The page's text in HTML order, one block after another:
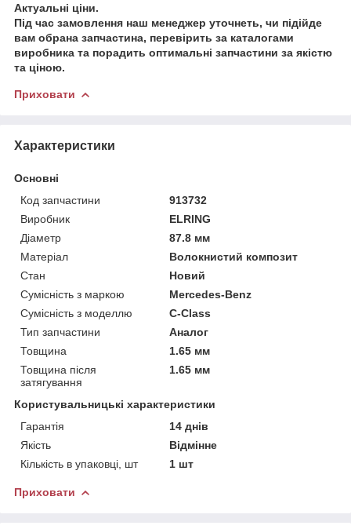
Актуальні ціни.
Під час замовлення наш менеджер уточнеть, чи підійде
вам обрана запчастина, перевірить за каталогами
виробника та порадить оптимальні запчастини за якістю
та ціною.
Приховати
Характеристики
Основні
Код запчастини
913732
Виробник
ELRING
Діаметр
87.8 мм
Матеріал
Волокнистий композит
Стан
Новий
Сумісність з маркою
Mercedes-Benz
Сумісність з моделлю
C-Class
Тип запчастини
Аналог
Товщина
1.65 мм
Товщина після
затягування
1.65 мм
Користувальницькі характеристики
Гарантія
14 днів
Якість
Відмінне
Кількість в упаковці, шт
1 шт
Приховати